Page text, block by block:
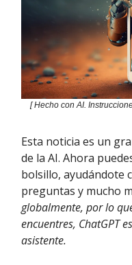
[ Hecho con AI.
Esta noticia es un
de la AI. Ahora
bolsillo, ayudándote
preguntas y mucho
globalmente, por lo
encuentres, ChatGPT
asistente.